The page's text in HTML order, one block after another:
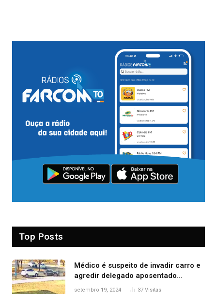
Top Posts
Médico é suspeito de invadir carro e
agredir delegado aposentado
durante confusão no trânsito
setembro 19, 2024 37 Visitas